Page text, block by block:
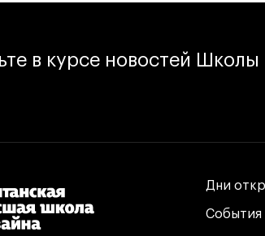
в курсе новостей Школы
Дни
Дни
События
События